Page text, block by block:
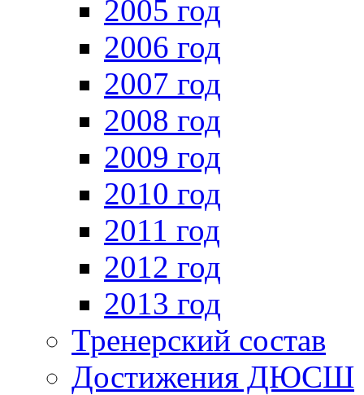
2005 год
2006 год
2007 год
2008 год
2009 год
2010 год
2011 год
2012 год
2013 год
Тренерский состав
Достижения ДЮСШ